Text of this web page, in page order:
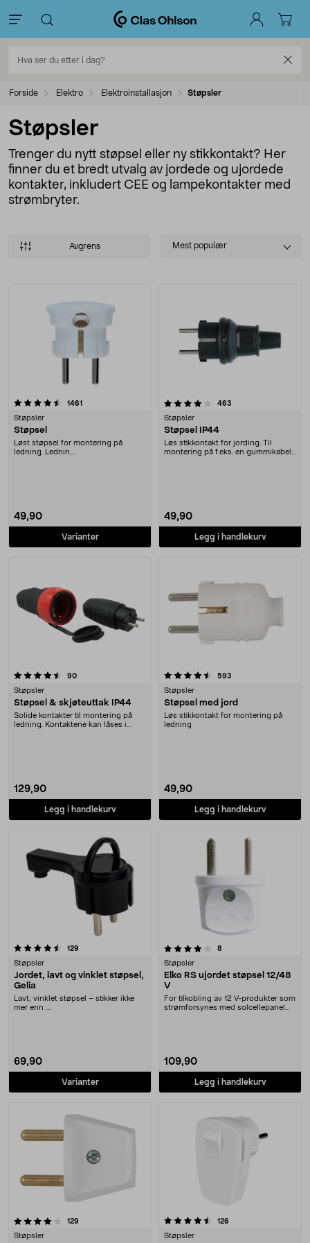
Forside Elektro Elektroinstallasjon Støpsler
Støpsler
Trenger du nytt støpsel eller ny stikkontakt? Her
finner du et bredt utvalg av jordede og ujordede
kontakter, inkludert CEE og lampekontakter med
strømbryter.
Avgrens
Select
Mest populær
1461
Støpsler
Støpsel
Løst støpsel for montering på
ledning. Lednin....
49,90
Varianter
4.0 av 5 stjerner 463
Støpsler
Støpsel IP44
Løs stikkontakt for jording. Til
montering på f.eks. en gummikabel.
49,90
Legg i handlekurv
90anmeldelser
Støpsler
Støpsel & skjøteuttak IP44
Solide kontakter til montering på
ledning. Kontaktene kan låses i
129,90
Legg i handlekurv
4.5 av 5 stjerner 593
Støpsler
Støpsel med jord
Løs stikkontakt for montering på
ledning
49,90
Legg i handlekurv
129
Støpsler
Jordet, lavt og vinklet støpsel,
Gelia
Lavt, vinklet støpsel – stikker ikke
mer enn ....
69,90
Varianter
4.0 av 5 stjerner 8
Støpsler
Elko RS ujordet støpsel 12/48
V
For tilkobling av 12 V-produkter som
strømforsynes med solcellepanel
109,90
Legg i handlekurv
129
Støpsler
4.5 av 5 stjerner 126
Støpsler